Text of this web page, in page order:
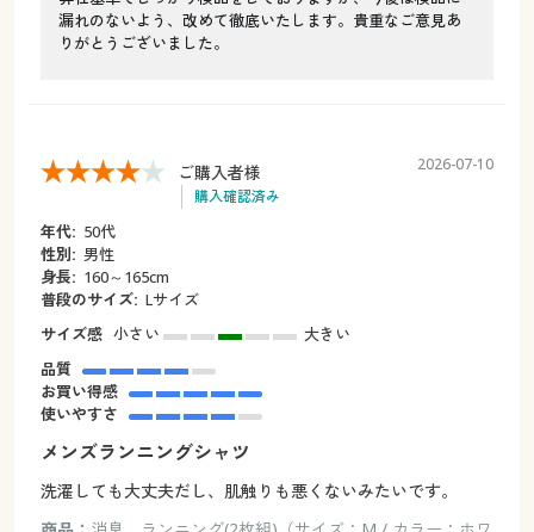
漏れのないよう、改めて徹底いたします。貴重なご意見あ
りがとうございました。
ご購入者様
購入確認済み
2026-07-10
年代: 50代
性別: 男性
身長: 160～165cm
普段のサイズ: Lサイズ
サイズ感 小さい
大きい
品質
お買い得感
使いやすさ
メンズランニングシャツ
洗濯しても大丈夫だし、肌触りも悪くないみたいです。